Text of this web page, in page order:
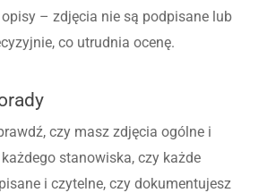
opisy – zdjęcia nie są podpisane lub
co utrudnia ocenę.
czy masz zdjęcia ogólne i
każdego stanowiska, czy każde
i czytelne, czy dokumentujesz